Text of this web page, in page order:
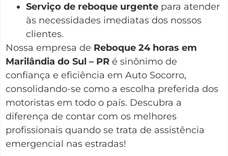
Serviço de reboque urgente para atender
às necessidades imediatas dos nossos
clientes.
Nossa empresa de Reboque 24 horas em
Marilândia do Sul – PR é sinônimo de
confiança e eficiência em Auto Socorro,
consolidando-se como a escolha preferida dos
motoristas em todo o país. Descubra a
diferença de contar com os melhores
profissionais quando se trata de assistência
emergencial nas estradas!